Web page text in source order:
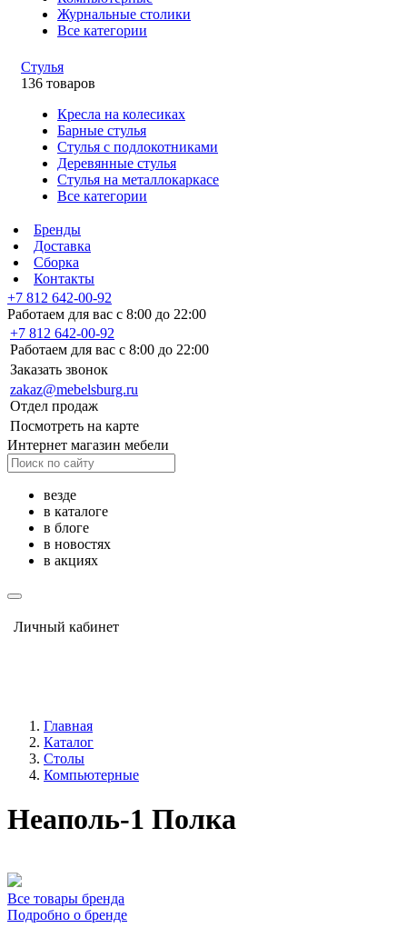
Журнальные столики
Все категории
Стулья
136 товаров
Кресла на колесиках
Барные стулья
Стулья с подлокотниками
Деревянные стулья
Стулья на металлокаркасе
Все категории
Бренды
Доставка
Сборка
Контакты
+7 812 642-00-92
Работаем для вас с 8:00 до 22:00
+7 812 642-00-92
Работаем для вас с 8:00 до 22:00
Заказать звонок
zakaz@mebelsburg.ru
Отдел продаж
Посмотреть на карте
Интернет магазин мебели
везде
в каталоге
в блоге
в новостях
в акциях
Личный кабинет
Главная
Каталог
Столы
Компьютерные
Неаполь-1 Полка
Все товары бренда
Подробно о бренде